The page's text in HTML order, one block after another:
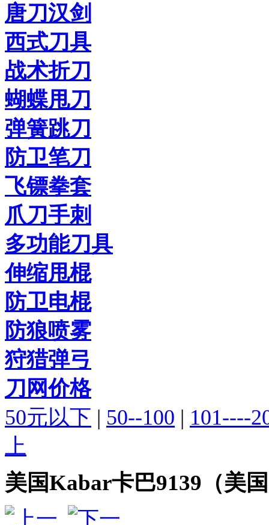
唐刀汉剑
西式刀具
战术折刀
蝴蝶甩刀
弹簧跳刀
防卫笔刀
飞镖拳套
爪刀手刺
多功能刀具
伸缩甩棍
防卫电棍
防狼喷雾
狩猎弹弓
刀网价格
50元以下 | 50--100 | 101----
上
美国Kabar卡巴9139（美